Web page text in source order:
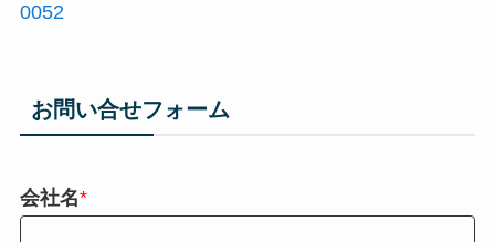
0052
お問い合せフォーム
会社名*